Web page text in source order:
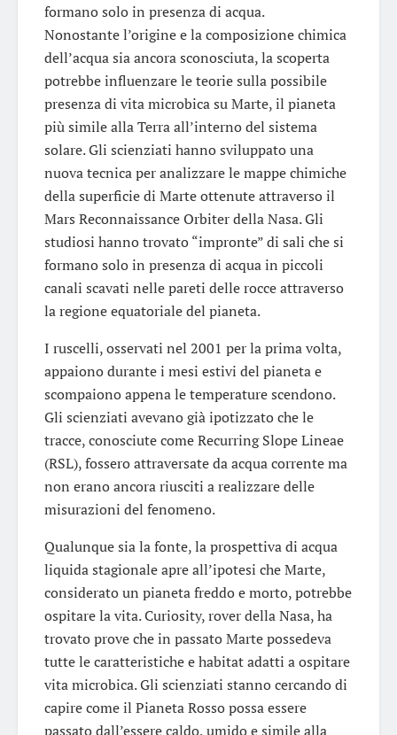
formano solo in presenza di acqua.
Nonostante l’origine e la composizione chimica
dell’acqua sia ancora sconosciuta, la scoperta
potrebbe influenzare le teorie sulla possibile
presenza di vita microbica su Marte, il pianeta
più simile alla Terra all’interno del sistema
solare. Gli scienziati hanno sviluppato una
nuova tecnica per analizzare le mappe chimiche
della superficie di Marte ottenute attraverso il
Mars Reconnaissance Orbiter della Nasa. Gli
studiosi hanno trovato “impronte” di sali che si
formano solo in presenza di acqua in piccoli
canali scavati nelle pareti delle rocce attraverso
la regione equatoriale del pianeta.
I ruscelli, osservati nel 2001 per la prima volta,
appaiono durante i mesi estivi del pianeta e
scompaiono appena le temperature scendono.
Gli scienziati avevano già ipotizzato che le
tracce, conosciute come Recurring Slope Lineae
(RSL), fossero attraversate da acqua corrente ma
non erano ancora riusciti a realizzare delle
misurazioni del fenomeno.
Qualunque sia la fonte, la prospettiva di acqua
liquida stagionale apre all’ipotesi che Marte,
considerato un pianeta freddo e morto, potrebbe
ospitare la vita. Curiosity, rover della Nasa, ha
trovato prove che in passato Marte possedeva
tutte le caratteristiche e habitat adatti a ospitare
vita microbica. Gli scienziati stanno cercando di
capire come il Pianeta Rosso possa essere
passato dall’essere caldo, umido e simile alla